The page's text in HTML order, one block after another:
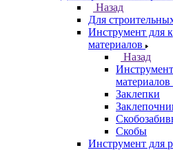
Назад
Для
Инструмент для
материалов
Назад
материалов
Заклепки
Скобы
Инструмент для